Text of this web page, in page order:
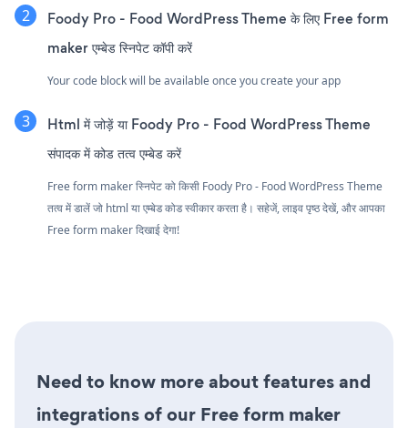
Foody Pro - Food WordPress Theme के लिए Free form
maker एम्बेड स्निपेट कॉपी करें
Your code block will be available once you create your app
Html में जोड़ें या Foody Pro - Food WordPress Theme
संपादक में कोड तत्व एम्बेड करें
Free form maker स्निपेट को किसी Foody Pro - Food WordPress Theme
तत्व में डालें जो html या एम्बेड कोड स्वीकार करता है। सहेजें, लाइव पृष्ठ देखें, और आपका
Free form maker दिखाई देगा!
Need to know more about features and
integrations of our Free form maker